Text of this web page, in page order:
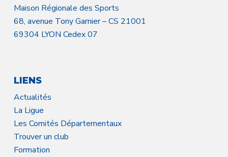
Maison Régionale des Sports
68, avenue Tony Garnier – CS 21001
69304 LYON Cedex 07
LIENS
Actualités
La Ligue
Les Comités Départementaux
Trouver un club
Formation